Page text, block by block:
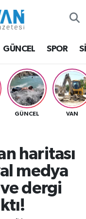
GÜNCEL SPOR
GÜNCEL VAN
haritası
medya
dergi